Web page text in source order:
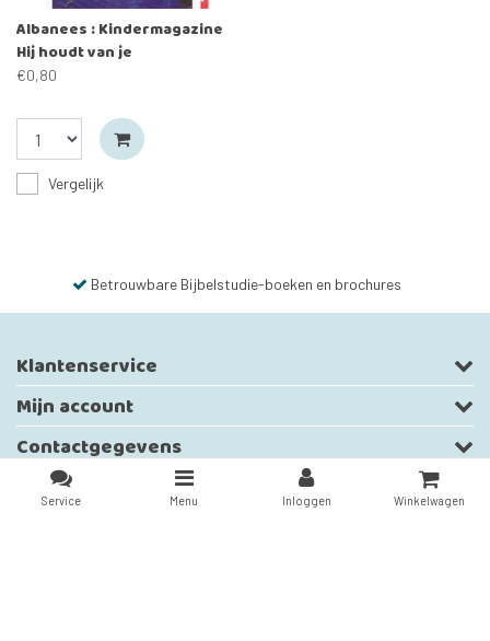
Albanees : Kindermagazine
Hij houdt van je
€0,80
Vergelijk
Betrouwbare Bijbelstudie-boeken en brochures
Klantenservice
Mijn account
Contactgegevens
Nieuwsbrief
Service Menu Inloggen Winkelwagen